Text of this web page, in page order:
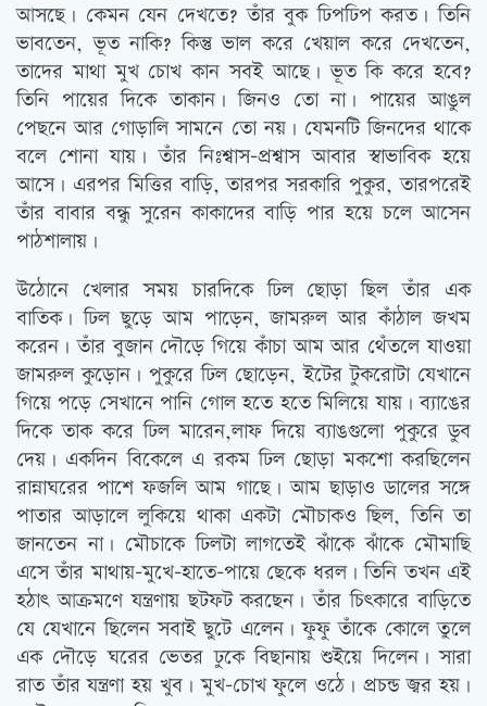
আসছে। কেমন যেন দেখতে? তাঁর বুক ঢিপঢিপ করত। তিনি
ভাবতেন, ভূত নাকি? কিন্তু ভাল করে খেয়াল করে দেখতেন,
তাদের মাথা মুখ চোখ কান সবই আছে। ভূত কি করে হবে?
তিনি পায়ের দিকে তাকান। জিনও তো না। পায়ের আঙুল
পেছনে আর গোড়ালি সামনে তো নয়। যেমনটি জিনদের থাকে
বলে শোনা যায়। তাঁর নিঃশ্বাস-প্রশ্বাস আবার স্বাভাবিক হয়ে
আসে। এরপর মিত্তির বাড়ি, তারপর সরকারি পুকুর, তারপরেই
তাঁর বাবার বন্ধু সুরেন কাকাদের বাড়ি পার হয়ে চলে আসেন
পাঠশালায়।
উঠোনে খেলার সময় চারদিকে ঢিল ছোড়া ছিল তাঁর এক
বাতিক। ঢিল ছুড়ে আম পাড়েন, জামরুল আর কাঁঠাল জখম
করেন। তাঁর বুজান দৌড়ে গিয়ে কাঁচা আম আর থেঁতলে যাওয়া
জামরুল কুড়োন। পুকুরে ঢিল ছোড়েন, ইটের টুকরোটা যেখানে
গিয়ে পড়ে সেখানে পানি গোল হতে হতে মিলিয়ে যায়। ব্যাঙের
দিকে তাক করে ঢিল মারেন,লাফ দিয়ে ব্যাঙগুলো পুকুরে ডুব
দেয়। একদিন বিকেলে এ রকম ঢিল ছোড়া মকশো করছিলেন
রান্নাঘরের পাশে ফজলি আম গাছে। আম ছাড়াও ডালের সঙ্গে
পাতার আড়ালে লুকিয়ে থাকা একটা মৌচাকও ছিল, তিনি তা
জানতেন না। মৌচাকে ঢিলটা লাগতেই ঝাঁকে ঝাঁকে মৌমাছি
এসে তাঁর মাথায়-মুখে-হাতে-পায়ে ছেকে ধরল। তিনি তখন এই
হঠাৎ আক্রমণে যন্ত্রণায় ছটফট করছেন। তাঁর চিৎকারে বাড়িতে
যে যেখানে ছিলেন সবাই ছুটে এলেন। ফুফু তাঁকে কোলে তুলে
এক দৌড়ে ঘরের ভেতর ঢুকে বিছানায় শুইয়ে দিলেন। সারা
রাত তাঁর যন্ত্রণা হয় খুব। মুখ-চোখ ফুলে ওঠে। প্রচন্ড জ্বর হয়।